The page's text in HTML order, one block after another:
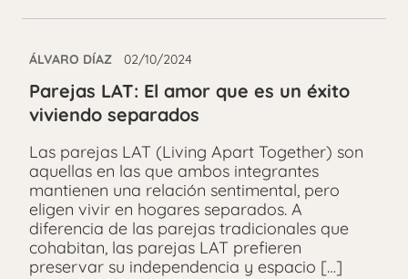
ÁLVARO DÍAZ 02/10/2024
Parejas LAT: El amor que es un éxito
viviendo separados
Las parejas LAT (Living Apart Together) son
aquellas en las que ambos integrantes
mantienen una relación sentimental, pero
eligen vivir en hogares separados. A
diferencia de las parejas tradicionales que
cohabitan, las parejas LAT prefieren
preservar su independencia y espacio […]